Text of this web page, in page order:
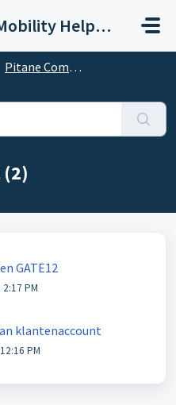
Pitane Mobility Help- en Servicedesk
Pitane Compact / Compact+
GATE12
PM
klantenaccount
PM